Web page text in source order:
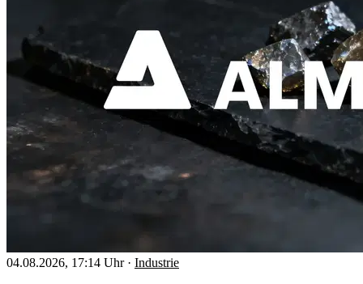
04.08.2026, 17:14 Uhr · Industrie